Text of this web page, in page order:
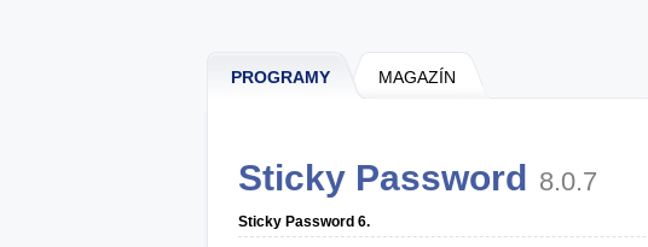
PROGRAMY MAGAZÍN
Sticky Password 8.0.7
Sticky Password 6.